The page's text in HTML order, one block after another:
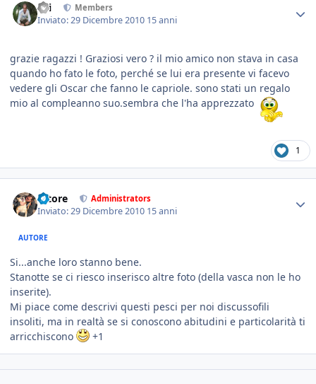
titi Members
Inviato:29 Dicembre 2010 15 anni
grazie ragazzi ! Graziosi vero ? il mio amico non stava in casa
quando ho fato le foto, perché se lui era presente vi facevo
vedere gli Oscar che fanno le capriole. sono stati un regalo
mio al compleanno suo.sembra che l'ha apprezzato
1
tatore Administrators
Inviato:29 Dicembre 2010 15 anni
AUTORE
Si...anche loro stanno bene.
Stanotte se ci riesco inserisco altre foto (della vasca non le ho
inserite).
Mi piace come descrivi questi pesci per noi discussofili
insoliti, ma in realtà se si conoscono abitudini e particolarità ti
arricchiscono
+1